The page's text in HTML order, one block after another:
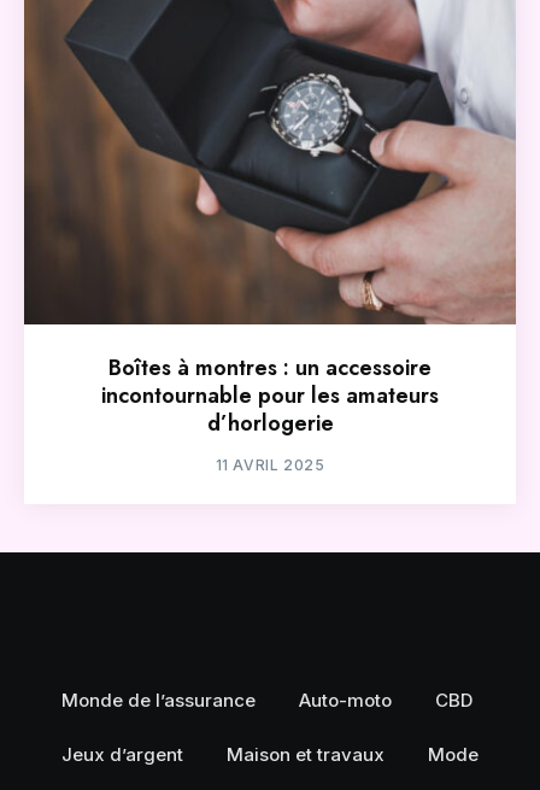
Boîtes à montres : un accessoire
incontournable pour les amateurs
d’horlogerie
11 AVRIL 2025
Monde de l’assurance Auto-moto CBD
Jeux d’argent Maison et travaux Mode